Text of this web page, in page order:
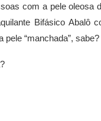
com a pele oleosa
Bifásico Abalô
“manchada”, sabe?